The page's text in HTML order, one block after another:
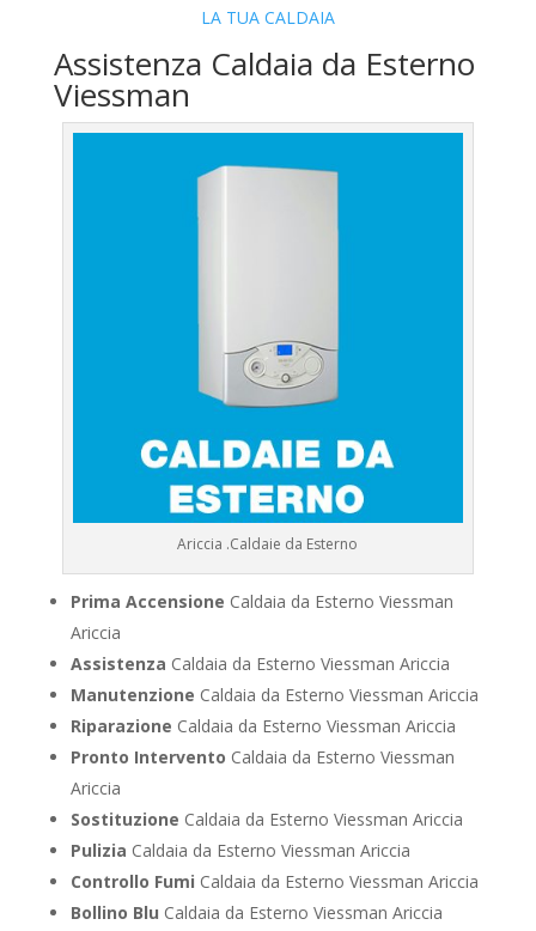
LA TUA CALDAIA
Assistenza Caldaia da Esterno
Viessman
Ariccia .Caldaie da Esterno
Prima Accensione Caldaia da Esterno Viessman
Ariccia
Assistenza Caldaia da Esterno Viessman Ariccia
Manutenzione Caldaia da Esterno Viessman Ariccia
Riparazione Caldaia da Esterno Viessman Ariccia
Pronto Intervento Caldaia da Esterno Viessman
Ariccia
Sostituzione Caldaia da Esterno Viessman Ariccia
Pulizia Caldaia da Esterno Viessman Ariccia
Controllo Fumi Caldaia da Esterno Viessman Ariccia
Bollino Blu Caldaia da Esterno Viessman Ariccia